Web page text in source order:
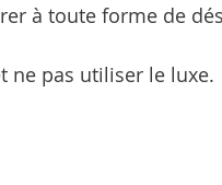
à toute forme de
ne pas utiliser le luxe.